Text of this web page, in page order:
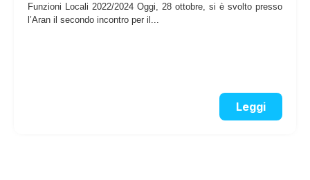
Funzioni Locali 2022/2024 Oggi, 28 ottobre, si è svolto presso
l’Aran il secondo incontro per il...
Leggi